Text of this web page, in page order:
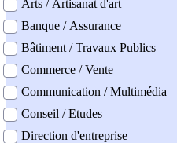
Arts / Artisanat d'art
Banque / Assurance
Bâtiment / Travaux Publics
Commerce / Vente
Communication / Multimédia
Conseil / Etudes
Direction d'entreprise